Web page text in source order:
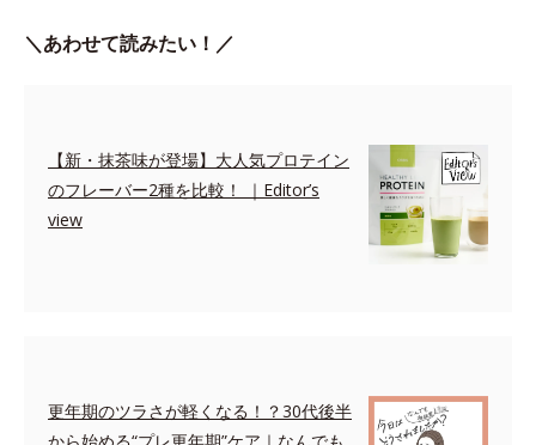
＼あわせて読みたい！／
【新・抹茶味が登場】大人気プロテイン
のフレーバー2種を比較！ ｜Editor’s
view
更年期のツラさが軽くなる！？30代後半